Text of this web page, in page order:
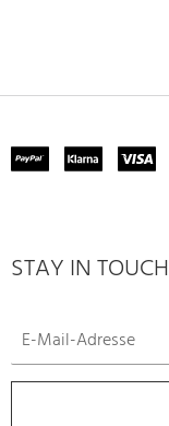
STAY IN TOUCH